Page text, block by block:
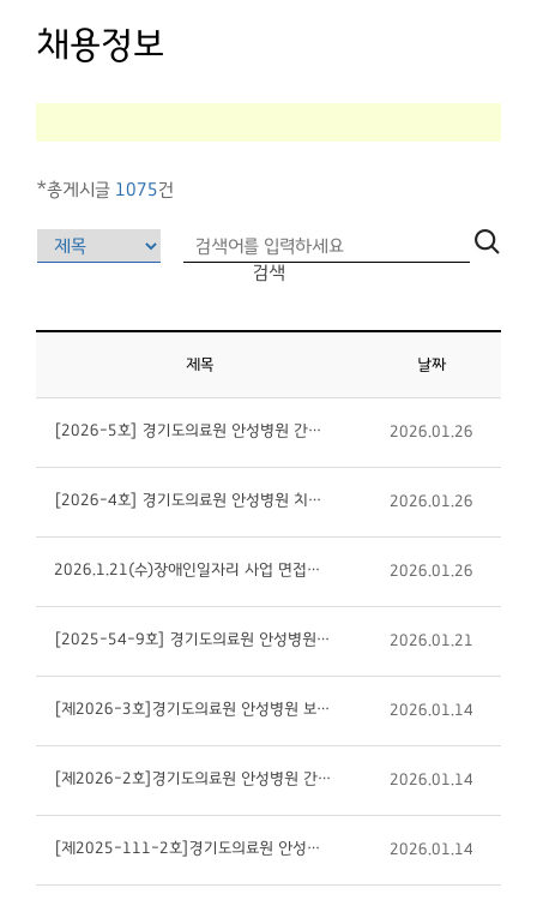
채용정보
*총게시글 1075건
검색
제목 날짜
[2026-5호] 경기도의료원 안성병원 간호조무사(건강검진센터/휴직대체)채용 공고 2026.01.26
[2026-4호] 경기도의료원 안성병원 치과 전문의 채용 공고 2026.01.26
2026.1.21(수)장애인일자리 사업 면접전형 합격자 안내 2026.01.26
[2025-54-9호] 경기도의료원 안성병원 신경과 전문의 채용 재공고 2026.01.21
[제2026-3호]경기도의료원 안성병원 보건관리자( 간호사 휴직대체 채용 공고 2026.01.14
[제2026-2호]경기도의료원 안성병원 간호사(간호직/휴직대체)채용 공고 2026.01.14
[제2025-111-2호]경기도의료원 안성병원 돌봄의료센터 간호사(수탁사업/기간제)채용 재공고 2026.01.14